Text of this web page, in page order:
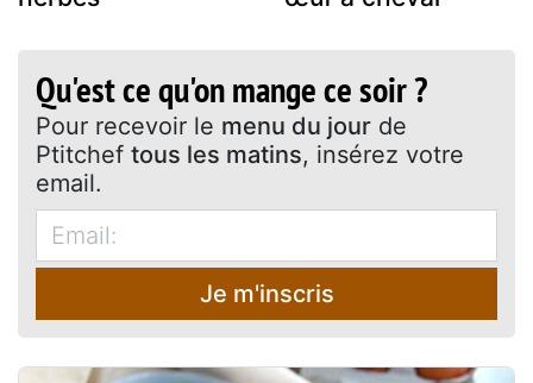
Qu'est ce qu'on mange ce soir ?
Pour recevoir le menu du jour de
Ptitchef tous les matins, insérez votre
email.
Je m'inscris